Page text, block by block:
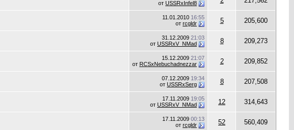
от USSRxInfel8
11.01.2010 16:55
от rcgldr 5 205,600
31.12.2009 21:03
от USSRxV_NMad 8 209,273
15.12.2009 21:07
от RCSxNebuchadnezzar 2 209,852
07.12.2009 19:34
от USSRxSerg 8 207,508
17.11.2009 19:05
от USSRxV_NMad 12 314,643
17.11.2009 00:13
от rcgldr 52 560,409